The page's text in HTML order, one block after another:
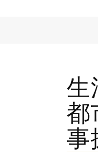
生
都
事